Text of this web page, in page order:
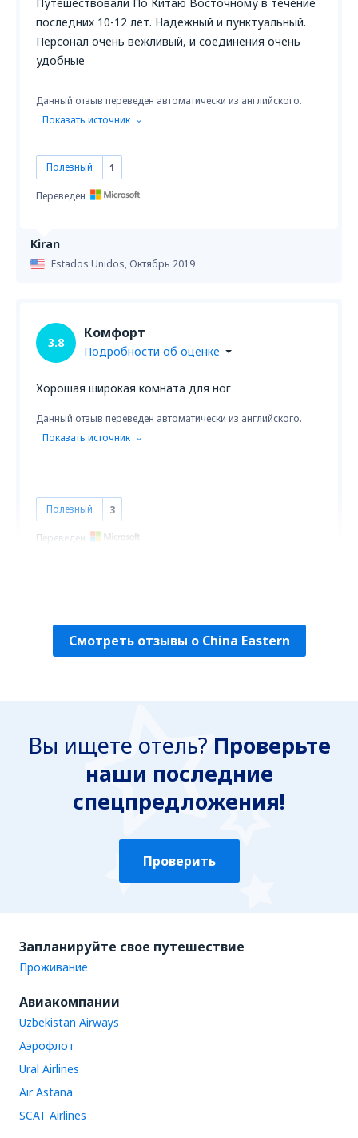
Kiran
Estados Unidos, Октябрь 2019
последних 10-12 лет. Надежный и пунктуальный.
Персонал очень вежливый, и соединения очень
удобные
Данный отзыв переведен автоматически из английского.
Показать источник
Полезный 1
Переведен
3.8
Комфорт
Подробности об оценке
Хорошая широкая комната для ног
Данный отзыв переведен автоматически из английского.
Показать источник
Полезный 3
Переведен
Смотреть отзывы о China Eastern
Вы ищете отель? Проверьте
наши последние
спецпредложения!
Проверить
Запланируйте свое путешествие
Проживание
Авиакомпании
Uzbekistan Airways
Аэрофлот
Ural Airlines
Air Astana
SCAT Airlines